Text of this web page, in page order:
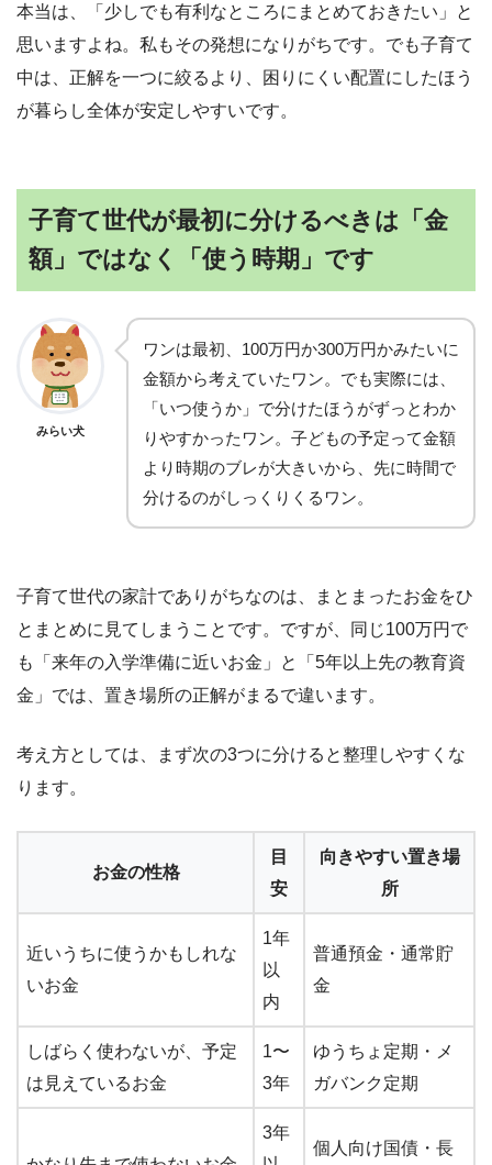
本当は、「少しでも有利なところにまとめておきたい」と
思いますよね。私もその発想になりがちです。でも子育て
中は、正解を一つに絞るより、困りにくい配置にしたほう
が暮らし全体が安定しやすいです。
子育て世代が最初に分けるべきは「金
額」ではなく「使う時期」です
みらい犬
ワンは最初、100万円か300万円かみたいに
金額から考えていたワン。でも実際には、
「いつ使うか」で分けたほうがずっとわか
りやすかったワン。子どもの予定って金額
より時期のブレが大きいから、先に時間で
分けるのがしっくりくるワン。
子育て世代の家計でありがちなのは、まとまったお金をひ
とまとめに見てしまうことです。ですが、同じ100万円で
も「来年の入学準備に近いお金」と「5年以上先の教育資
金」では、置き場所の正解がまるで違います。
考え方としては、まず次の3つに分けると整理しやすくな
ります。
お金の性格
目
安
向きやすい置き場
所
近いうちに使うかもしれな
いお金
1年
以
内
普通預金・通常貯
金
しばらく使わないが、予定
は見えているお金
1〜
3年
ゆうちょ定期・メ
ガバンク定期
3年
個人向け国債・長